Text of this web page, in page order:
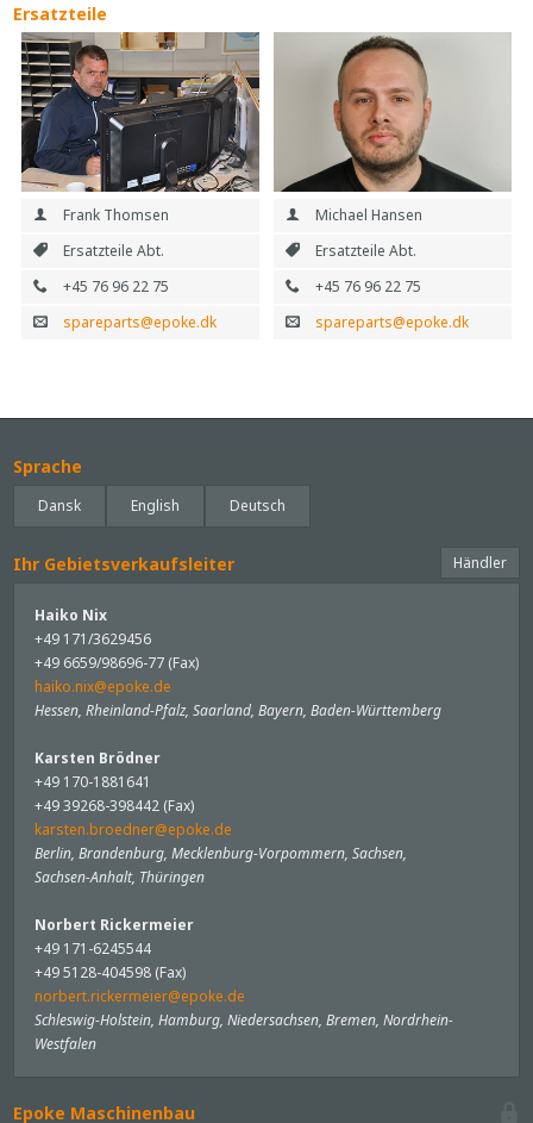
Ersatzteile
Frank Thomsen
Ersatzteile Abt.
+45 76 96 22 75
spareparts@epoke.dk
Michael Hansen
Ersatzteile Abt.
+45 76 96 22 75
spareparts@epoke.dk
Sprache
Dansk English Deutsch
Ihr Gebietsverkaufsleiter Händler
Haiko Nix
+49 171/3629456
+49 6659/98696-77 (Fax)
haiko.nix@epoke.de
Hessen, Rheinland-Pfalz, Saarland, Bayern, Baden-Württemberg
Karsten Brödner
+49 170-1881641
+49 39268-398442 (Fax)
karsten.broedner@epoke.de
Berlin, Brandenburg, Mecklenburg-Vorpommern, Sachsen,
Sachsen-Anhalt, Thüringen
Norbert Rickermeier
+49 171-6245544
+49 5128-404598 (Fax)
norbert.rickermeier@epoke.de
Schleswig-Holstein, Hamburg, Niedersachsen, Bremen, Nordrhein-
Westfalen
Epoke Maschinenbau